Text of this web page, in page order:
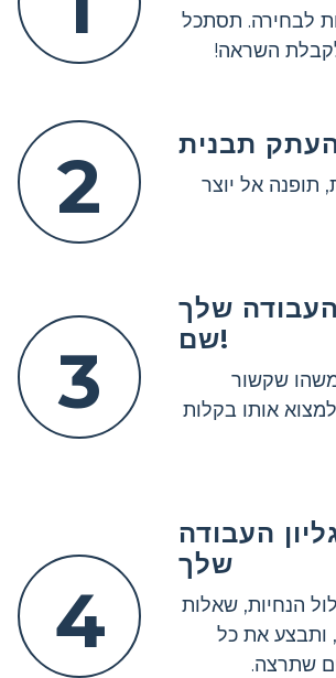
לבחירה. תסתכל
השראה!
2
אל יוצר
3
העבודה שלך
שם!
שקשור
אותו בקלות
4
העבודה
שלך
הנחיות, שאלות
ותבצע את כל
שתרצה.